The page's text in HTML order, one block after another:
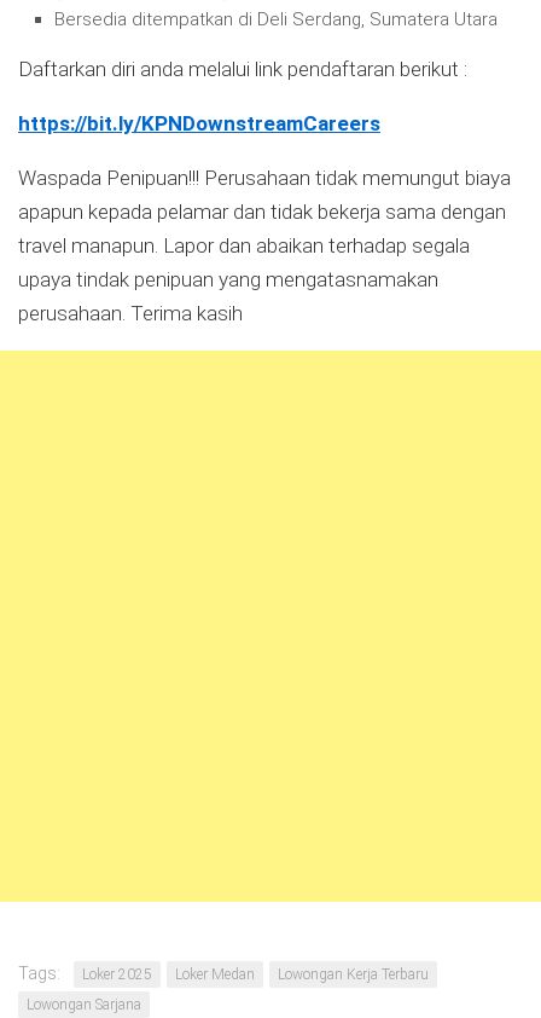
Bersedia ditempatkan di Deli Serdang, Sumatera Utara
Daftarkan diri anda melalui link pendaftaran berikut :
https://bit.ly/KPNDownstreamCareers
Waspada Penipuan!!! Perusahaan tidak memungut biaya
apapun kepada pelamar dan tidak bekerja sama dengan
travel manapun. Lapor dan abaikan terhadap segala
upaya tindak penipuan yang mengatasnamakan
perusahaan. Terima kasih
Tags: Loker 2025 Loker Medan
Lowongan Kerja Terbaru
Lowongan Sarjana